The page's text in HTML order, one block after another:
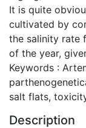
It is quite
cultivated by
the salinity rate
of the year,
Keywords :
salt flats,
Description